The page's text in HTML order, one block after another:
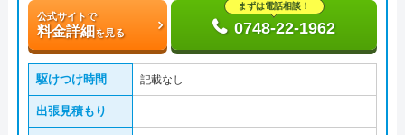
公式サイトで
料金詳細を見る
まずは電話相談！
0748-22-1962
駆けつけ時間 記載なし
出張見積もり